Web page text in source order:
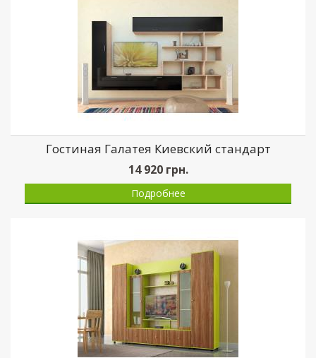
Гостиная Галатея Киевский стандарт
14 920грн.
Подробнее